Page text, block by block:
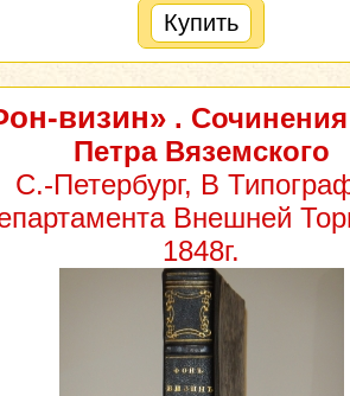
Купить
визин» .
Петра Вяземского
С.-Петербург, В
Внешней
1848г.